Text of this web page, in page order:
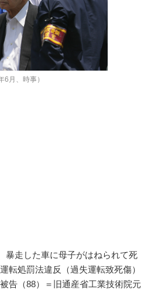
月、時事）
暴走した車に母子がはねられて死
転処罰法違反（過失運転致死傷）
告（88）＝旧通産省工業技術院元